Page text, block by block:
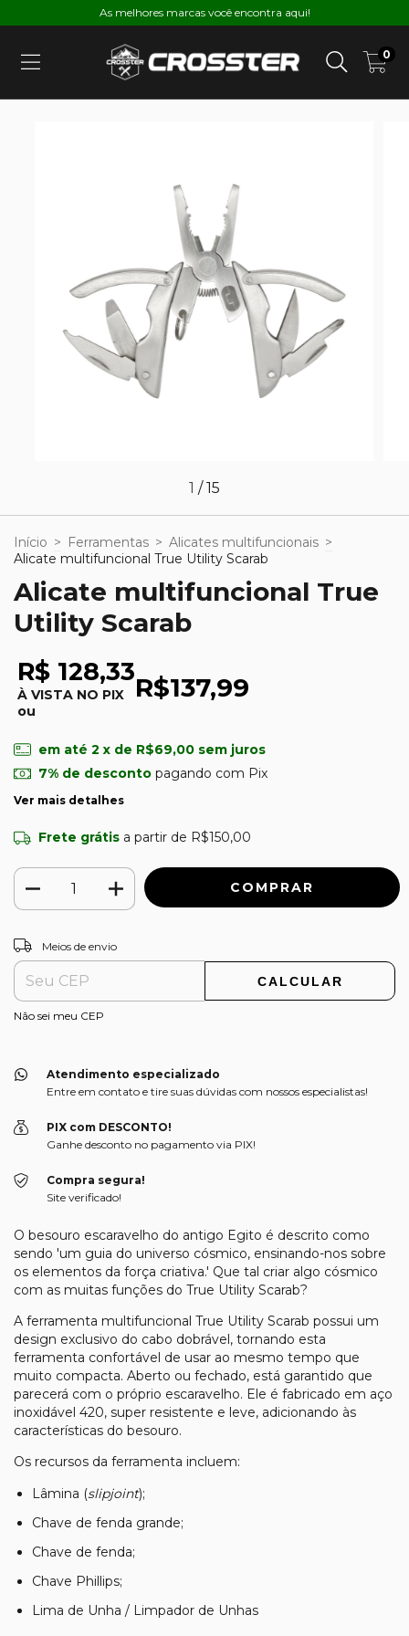
As melhores marcas você encontra aqui!
0
1 /15
Início > Ferramentas > Alicates multifuncionais >
Alicate multifuncional True Utility Scarab
Alicate multifuncional True
Utility Scarab
R$ 128,33
À VISTA NO PIX
ou
R$137,99
em até 2 x de R$69,00 sem juros
7% de descontopagando com Pix
Ver mais detalhes
Frete grátis a partir de R$150,00
Entregas para o CEP:
Meios de envio
CALCULAR
Não sei meu CEP
Atendimento especializado
Entre em contato e tire suas dúvidas com nossos especialistas!
PIX com DESCONTO!
Ganhe desconto no pagamento via PIX!
Compra segura!
Site verificado!
O besouro escaravelho do antigo Egito é descrito como
sendo 'um guia do universo cósmico, ensinando-nos sobre
os elementos da força criativa.' Que tal criar algo cósmico
com as muitas funções do True Utility Scarab?
A ferramenta multifuncional True Utility Scarab possui um
design exclusivo do cabo dobrável, tornando esta
ferramenta confortável de usar ao mesmo tempo que
muito compacta. Aberto ou fechado, está garantido que
parecerá com o próprio escaravelho. Ele é fabricado em aço
inoxidável 420, super resistente e leve, adicionando às
características do besouro.
Os recursos da ferramenta incluem:
Lâmina (slipjoint);
Chave de fenda grande;
Chave de fenda;
Chave Phillips;
Lima de Unha / Limpador de Unhas